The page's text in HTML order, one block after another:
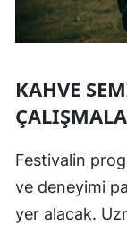
KAHVE
Festivalin
ve deneyimi
yer alacak.